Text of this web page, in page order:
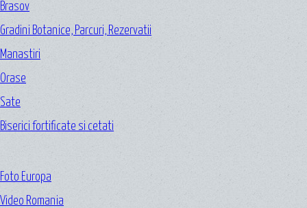
Brasov
Gradini Botanice, Parcuri, Rezervatii
Manastiri
Orase
Sate
Biserici fortificate si cetati
Foto Europa
Video Romania